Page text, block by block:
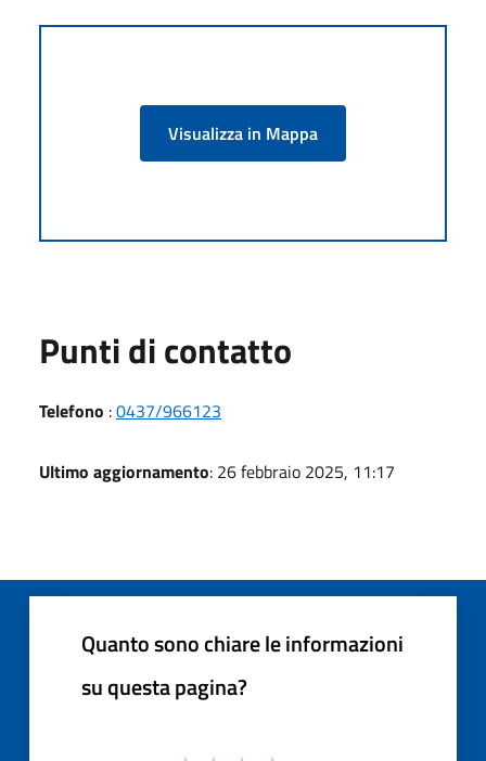
Visualizza in Mappa
Punti di contatto
Telefono :0437/966123
Ultimo aggiornamento: 26 febbraio 2025, 11:17
Quanto sono chiare le informazioni
su questa pagina?